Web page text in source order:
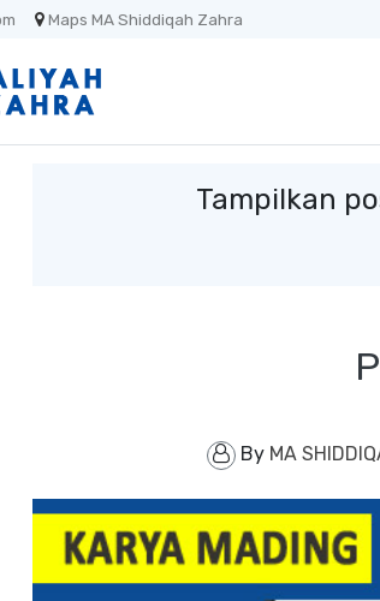
Maps MA Shiddiqah Zahra
Tampilkan
By MA